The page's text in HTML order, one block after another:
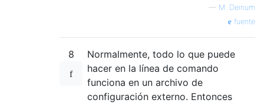
— M. Deinum
fuente
8
Normalmente, todo lo que puede
hacer en la línea de comando
funciona en un archivo de
configuración externo. Entonces